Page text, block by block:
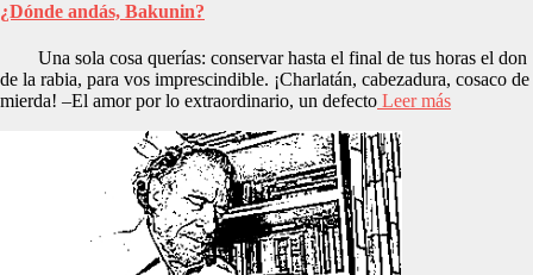
¿Dónde andás, Bakunin?
Una sola cosa querías: conservar hasta el final de tus horas el don
de la rabia, para vos imprescindible. ¡Charlatán, cabezadura, cosaco de
mierda! –El amor por lo extraordinario, un defecto Leer más